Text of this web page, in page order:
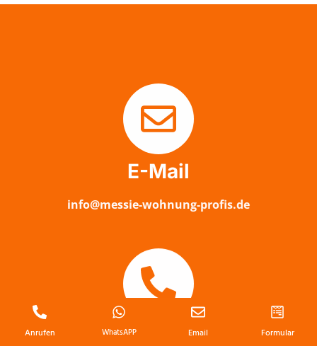
E-Mail
info@messie-wohnung-profis.de
Anrufen
Anrufen WhatsAPP Email Formular